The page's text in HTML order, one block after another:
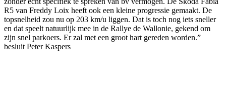
R5 van Freddy Loix heeft ook een kleine progressie gemaakt. De
topsnelheid zou nu op 203 km/u liggen. Dat is toch nog iets sneller
en dat speelt natuurlijk mee in de Rallye de Wallonie, gekend om
zijn snel parkoers. Er zal met een groot hart gereden worden.”
besluit Peter Kaspers